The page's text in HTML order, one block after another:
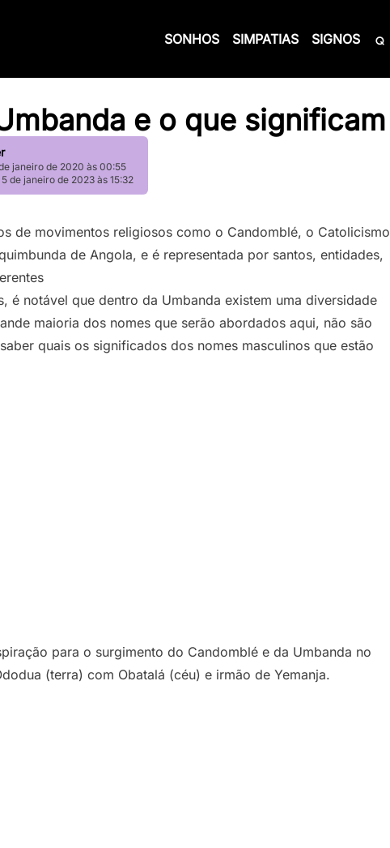
SONHOS SIMPATIAS SIGNOS
e o que significam
janeiro de 2020 às 00:55
de janeiro de 2023 às 15:32
de movimentos religiosos como o Candomblé, o Catolicismo
de Angola, e é representada por santos, entidades,
é notável que dentro da Umbanda existem uma diversidade
maioria dos nomes que serão abordados aqui, não são
quais os significados dos nomes masculinos que estão
para o surgimento do Candomblé e da Umbanda no
(terra) com Obatalá (céu) e irmão de Yemanja.